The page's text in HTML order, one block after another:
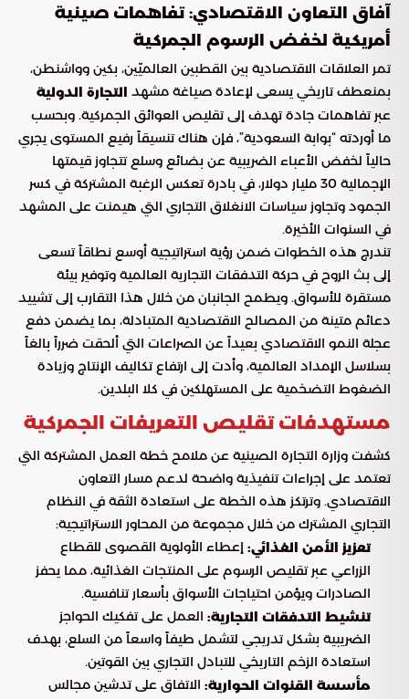
آفاق التعاون الاقتصادي: تفاهمات صينية
أمريكية لخفض الرسوم الجمركية
تمر العلاقات الاقتصادية بين القطبين العالميّين، بكين وواشنطن،
بمنعطف تاريخي يسعى لإعادة صياغة مشهد التجارة الدولية
عبر تفاهمات جادة تهدف إلى تقليص العوائق الجمركية. وبحسب
ما أوردته “بوابة السعودية”، فإن هناك تنسيقاً رفيع المستوى يجري
حالياً لخفض الأعباء الضريبية عن بضائع وسلع تتجاوز قيمتها
الإجمالية 30 مليار دولار، في بادرة تعكس الرغبة المشتركة في كسر
الجمود وتجاوز سياسات الانغلاق التجاري التي هيمنت على المشهد
في السنوات الأخيرة.
تندرج هذه الخطوات ضمن رؤية استراتيجية أوسع نطاقاً تسعى
إلى بث الروح في حركة التدفقات التجارية العالمية وتوفير بيئة
مستقرة للأسواق. ويطمح الجانبان من خلال هذا التقارب إلى تشييد
دعائم متينة من المصالح الاقتصادية المتبادلة، بما يضمن دفع
عجلة النمو الاقتصادي بعيداً عن الصراعات التي ألحقت ضرراً بالغاً
بسلاسل الإمداد العالمية، وأدت إلى ارتفاع تكاليف الإنتاج وزيادة
الضغوط التضخمية على المستهلكين في كلا البلدين.
مستهدفات تقليص التعريفات الجمركية
كشفت وزارة التجارة الصينية عن ملامح خطة العمل المشتركة التي
تعتمد على إجراءات تنفيذية واضحة لدعم مسار التعاون
الاقتصادي. وترتكز هذه الخطة على استعادة الثقة في النظام
التجاري المشترك من خلال مجموعة من المحاور الاستراتيجية:
تعزيز الأمن الغذائي: إعطاء الأولوية القصوى للقطاع
الزراعي عبر تقليص الرسوم على المنتجات الغذائية، مما يحفز
الصادرات ويؤمن احتياجات الأسواق بأسعار تنافسية.
تنشيط التدفقات التجارية: العمل على تفكيك الحواجز
الضريبية بشكل تدريجي لتشمل طيفاً واسعاً من السلع، بهدف
استعادة الزخم التاريخي للتبادل التجاري بين القوتين.
مأسسة القنوات الحوارية: الاتفاق على تدشين مجالس